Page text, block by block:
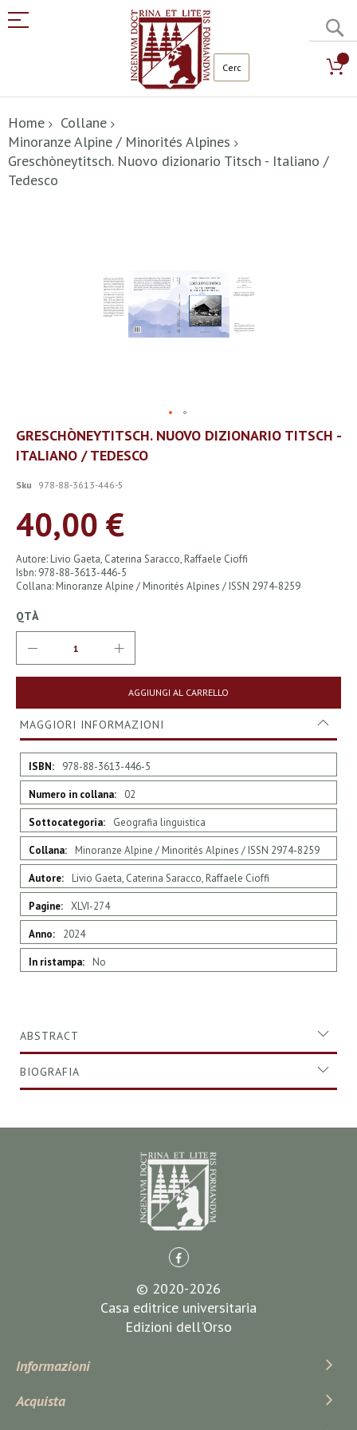
al
contenuto
Home
Collane
Minoranze Alpine / Minorités Alpines
Greschòneytitsch. Nuovo dizionario Titsch - Italiano /
Tedesco
Vai
all'inizio
della
di
GRESCHÒNEYTITSCH. NUOVO DIZIONARIO TITSCH -
ITALIANO / TEDESCO
Sku 978-88-3613-446-5
40,00 €
Autore: Livio Gaeta, Caterina Saracco, Raffaele Cioffi
Isbn: 978-88-3613-446-5
Collana: Minoranze Alpine / Minorités Alpines / ISSN 2974-8259
QTÀ
AGGIUNGI AL CARRELLO
MAGGIORI INFORMAZIONI
Informazioni978-88-3613-446-5
02
Geografia linguistica
Minoranze Alpine / Minorités Alpines / ISSN 2974-8259
Livio Gaeta, Caterina Saracco, Raffaele Cioffi
XLVI-274
2024
No
ABSTRACT
BIOGRAFIA
© 2020-2026
Casa editrice universitaria
Edizioni dell'Orso
Informazioni
Acquista